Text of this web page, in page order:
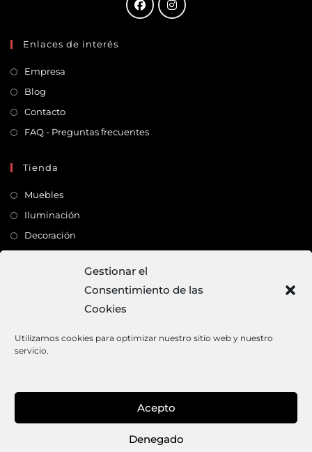
Gestionar el
Consentimiento de las
Cookies
Utilizamos cookies para optimizar nuestro sitio web y nuestro
servicio.
Acepto
Denegado
Enlaces de interés
Empresa
Blog
Contacto
FAQ - Preguntas frecuentes
Tienda
Muebles
Iluminación
Decoración
Tlf: 682 363 503
Email: mundodeco@mundodeco.com